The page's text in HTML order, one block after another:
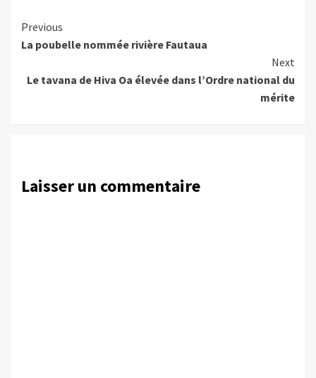
Continue
Reading
Previous
La poubelle nommée rivière Fautaua
Next
Le tavana de Hiva Oa élevée dans l’Ordre national du
mérite
Laisser un commentaire